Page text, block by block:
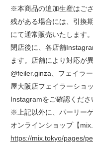
※本商品の追加生産はご
残がある場合には、引換
にて通常販売いたします
閉店後に、各店舗
ます。店舗により対応が
@feiler.ginza、フェイラ
屋大阪店フェイラーショ
Instagramをご確認くださ
※上記以外に、パーリー
オンラインショップ【
https://mix.tokyo/pages/